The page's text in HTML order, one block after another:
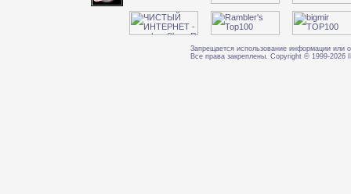
Запрещается использование информации или
Все права закреплены. Copyright © 1999-